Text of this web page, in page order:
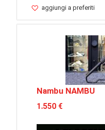
aggiungi a preferiti
Nambu NAMBU
1.550 €